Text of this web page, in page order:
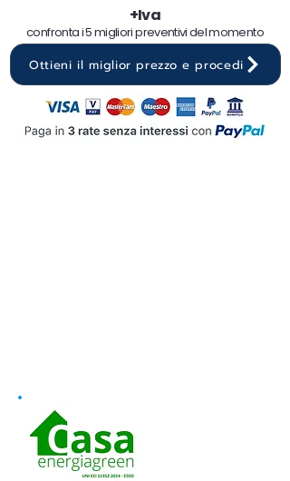
+Iva
confronta i 5 migliori preventivi del momento
Ottieni il miglior prezzo e procedi